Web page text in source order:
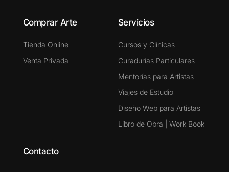
Comprar Arte
Tienda Online
Venta Privada
Servicios
Cursos y Clínicas
Curadurías Particulares
Mentorías para Artistas
Viajes de Estudio
Diseño Web para Artistas
Libro de Obra | Work Book
Contacto